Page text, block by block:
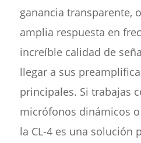
ganancia transparente,
amplia respuesta en
increíble calidad de
llegar a sus
principales. Si trabajas
micrófonos dinámicos
la CL-4 es una solución